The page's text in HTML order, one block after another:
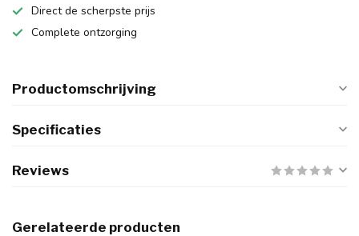
Direct de scherpste prijs
Complete ontzorging
Productomschrijving
Specificaties
Reviews
Gerelateerde producten